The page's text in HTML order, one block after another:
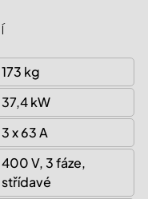
173 kg
37,4 kW
3 x 63 A
400 V, 3 fáze,
střídavé